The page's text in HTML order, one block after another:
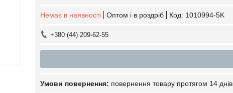
Немає в наявності Оптом і в роздріб Код: 1010994-5K
+380 (44) 209-62-55
повернення товару протягом 14 днів